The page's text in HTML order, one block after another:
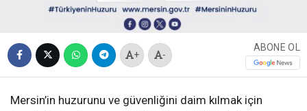
+ -
ABONE OL
Mersin’in huzurunu ve güvenliğini daim kılmak için